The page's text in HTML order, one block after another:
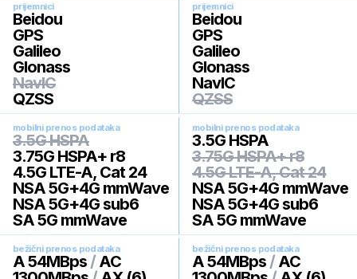
prijemnici
Beidou
GPS
Galileo
Glonass
NavIC
QZSS
prijemnici
Beidou
GPS
Galileo
Glonass
NavIC
QZSS
mobilni prenos podataka
3.5G HSPA
3.75G HSPA+ r8
4.5G LTE-A, Cat 24
NSA 5G+4G mmWave
NSA 5G+4G sub6
SA 5G mmWave
mobilni prenos podataka
3.5G HSPA
3.75G HSPA+ r8
4.5G LTE-A, Cat 24
NSA 5G+4G mmWave
NSA 5G+4G sub6
SA 5G mmWave
bežični prenos podataka
A 54MBps / AC
bežični prenos podataka
A 54MBps / AC